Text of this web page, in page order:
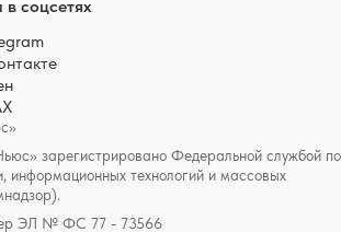
зарегистрировано Федеральной службой по
информационных технологий и массовых
ЭЛ № ФС 77 - 73566
соцсетях